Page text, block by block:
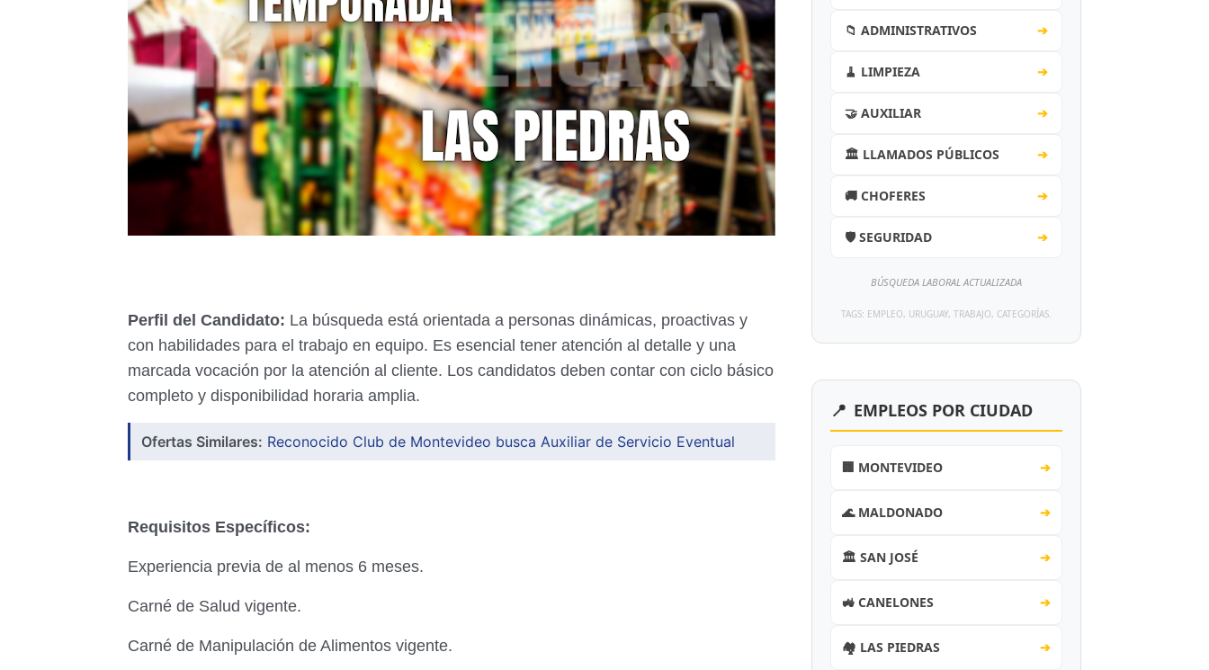
Perfil del Candidato: La búsqueda está orientada a personas dinámicas, proactivas y
con habilidades para el trabajo en equipo. Es esencial tener atención al detalle y una
marcada vocación por la atención al cliente. Los candidatos deben contar con ciclo básico
completo y disponibilidad horaria amplia.
Ofertas Similares: Reconocido Club de Montevideo busca Auxiliar de Servicio Eventual
Requisitos Específicos:
Experiencia previa de al menos 6 meses.
Carné de Salud vigente.
Carné de Manipulación de Alimentos vigente.
📁 ADMINISTRATIVOS ➔
🧹 LIMPIEZA ➔
🤝 AUXILIAR ➔
🏛️ LLAMADOS PÚBLICOS ➔
🚚 CHOFERES ➔
🛡️ SEGURIDAD ➔
BÚSQUEDA LABORAL ACTUALIZADA
TAGS: EMPLEO, URUGUAY, TRABAJO, CATEGORÍAS.
📍 EMPLEOS POR CIUDAD
🏢 MONTEVIDEO ➔
🌊 MALDONADO ➔
🏛️ SAN JOSÉ ➔
🚜 CANELONES ➔
🏘️ LAS PIEDRAS ➔